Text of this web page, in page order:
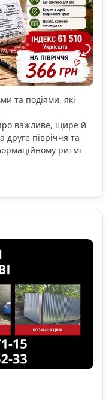
та подіями, які
важливе, щире й
друге півріччя та
ритмі